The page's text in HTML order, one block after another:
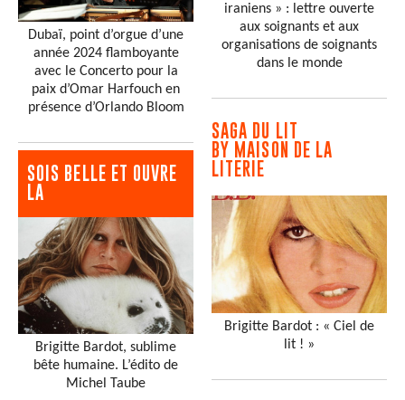
Dubaï, point d’orgue d’une
année 2024 flamboyante
avec le Concerto pour la
paix d’Omar Harfouch en
présence d’Orlando Bloom
SOIS BELLE ET OUVRE
LA
Brigitte Bardot, sublime
bête humaine. L’édito de
Michel Taube
iraniens » : lettre ouverte
aux soignants et aux
organisations de soignants
dans le monde
SAGA DU LIT
BY MAISON DE LA
LITERIE
Brigitte Bardot : « Ciel de
lit ! »